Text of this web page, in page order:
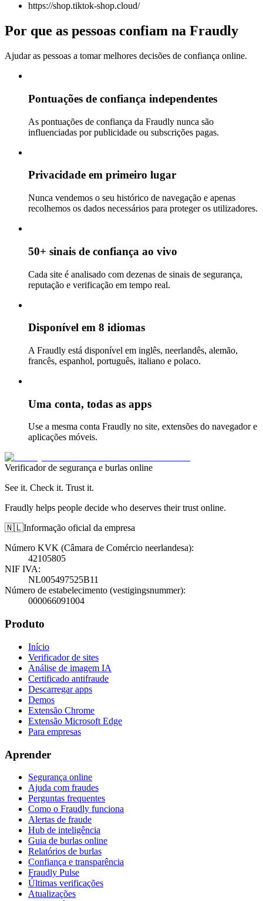
https://shop.tiktok-shop.cloud/
Por que as pessoas confiam na Fraudly
Ajudar as pessoas a tomar melhores decisões de confiança online.
Pontuações de confiança independentes
As pontuações de confiança da Fraudly nunca são
influenciadas por publicidade ou subscrições pagas.
Privacidade em primeiro lugar
Nunca vendemos o seu histórico de navegação e apenas
recolhemos os dados necessários para proteger os utilizadores.
50+ sinais de confiança ao vivo
Cada site é analisado com dezenas de sinais de segurança,
reputação e verificação em tempo real.
Disponível em 8 idiomas
A Fraudly está disponível em inglês, neerlandês, alemão,
francês, espanhol, português, italiano e polaco.
Uma conta, todas as apps
Use a mesma conta Fraudly no site, extensões do navegador e
aplicações móveis.
Verificador de segurança e burlas online
See it. Check it. Trust it.
Fraudly helps people decide who deserves their trust online.
🇳🇱Informação oficial da empresa
Número KVK (Câmara de Comércio neerlandesa):
42105805
NIF IVA:
NL005497525B11
Número de estabelecimento (vestigingsnummer):
000066091004
Produto
Início
Verificador de sites
Análise de imagem IA
Certificado antifraude
Descarregar apps
Demos
Extensão Chrome
Extensão Microsoft Edge
Para empresas
Aprender
Segurança online
Ajuda com fraudes
Perguntas frequentes
Como o Fraudly funciona
Alertas de fraude
Hub de inteligência
Guia de burlas online
Relatórios de burlas
Confiança e transparência
Fraudly Pulse
Últimas verificações
Atualizações